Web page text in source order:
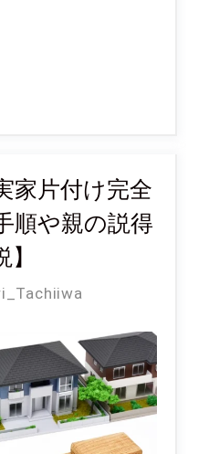
家片付け完全
順や親の説得